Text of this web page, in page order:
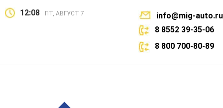
12:08 ПТ, АВГУСТ 7
info@mig-auto.ru
8 8552 39-35-06
8 800 700-80-89